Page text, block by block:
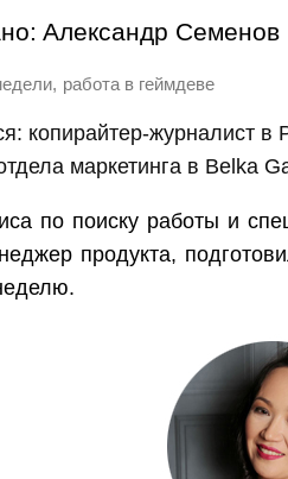
Александр Семенов
, работа в геймдеве
копирайтер-журналист в
маркетинга в Belka
по поиску работы и
продукта,